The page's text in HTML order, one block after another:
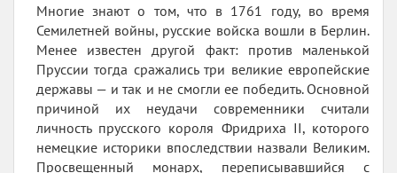
Многие знают о том, что в 1761 году, во время
Семилетней войны, русские войска вошли в Берлин.
Менее известен другой факт: против маленькой
Пруссии тогда сражались три великие европейские
державы — и так и не смогли ее победить. Основной
причиной их неудачи современники считали
личность прусского короля Фридриха II, которого
немецкие историки впоследствии назвали Великим.
Просвещенный монарх, переписывавшийся с